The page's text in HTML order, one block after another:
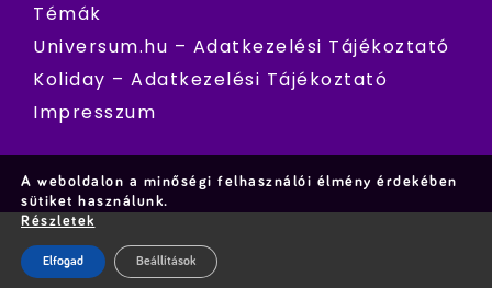
Témák
Universum.hu – Adatkezelési Tájékoztató
Koliday – Adatkezelési Tájékoztató
Impresszum
A weboldalon a minőségi felhasználói élmény érdekében
sütiket használunk.
Részletek
Elfogad Beállítások